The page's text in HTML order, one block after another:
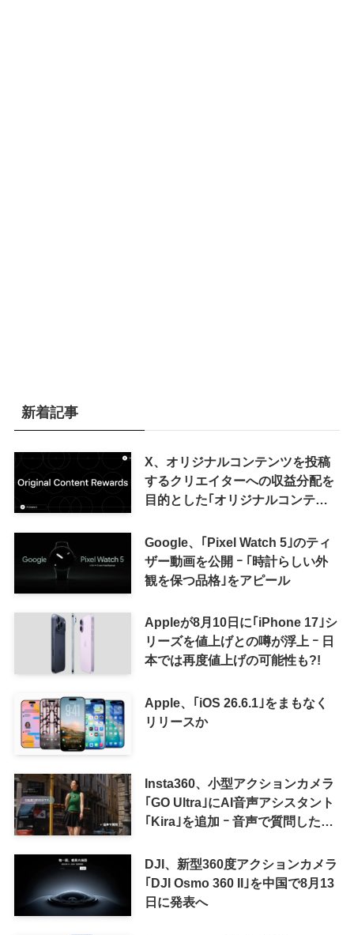
新着記事
X、オリジナルコンテンツを投稿
するクリエイターへの収益分配を
目的とした｢オリジナルコンテン
来の｢収益分配｣は廃止
Google、｢Pixel Watch 5｣のティ
ザー動画を公開 ｰ ｢時計らしい外
観を保つ品格｣をアピール
Appleが8月10日に｢iPhone 17｣シ
リーズを値上げとの噂が浮上 ｰ 日
本では再度値上げの可能性も?!
Apple、｢iOS 26.6.1｣をまもなく
リリースか
Insta360、小型アクションカメラ
｢GO Ultra｣にAI音声アシスタント
｢Kira｣を追加 ｰ 音声で質問した
可能に
DJI、新型360度アクションカメラ
｢DJI Osmo 360 II｣を中国で8月13
日に発表へ